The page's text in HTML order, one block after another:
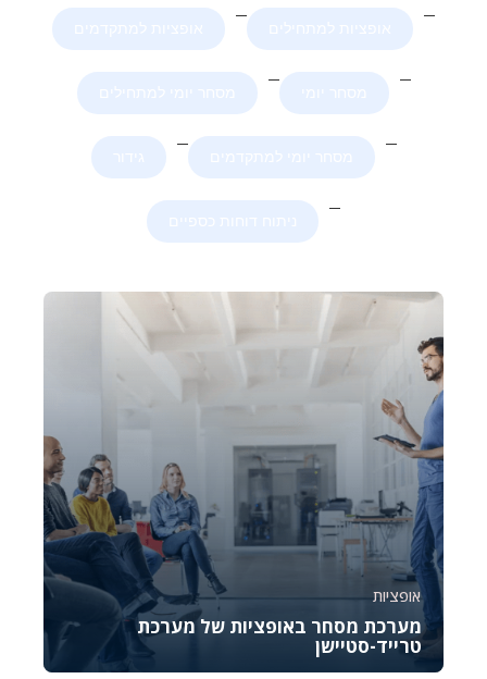
אופציות
מערכת מסחר באופציות של מערכת
טרייד-סטיישן